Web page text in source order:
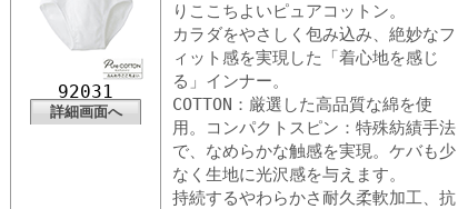
92031
詳細画面へ
りここちよいピュアコットン。
カラダをやさしく包み込み、絶妙なフ
ィット感を実現した「着心地を感じ
る」インナー。
COTTON：厳選した高品質な綿を使
用。コンパクトスピン：特殊紡績手法
で、なめらかな触感を実現。ケバも少
なく生地に光沢感を与えます。
持続するやわらかさ耐久柔軟加工、抗